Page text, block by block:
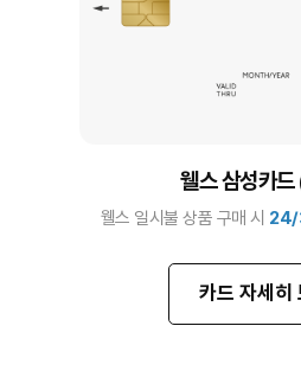
웰스 삼성카
웰스 일시불 상품 구매 시 24/
카드 자세히